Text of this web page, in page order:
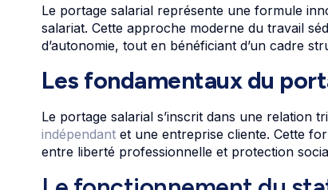
Le portage salarial représente une formule
salariat. Cette approche moderne du travail
d’autonomie, tout en bénéficiant d’un cadre
Les fondamentaux du
Le portage salarial s’inscrit dans une relation
indépendant et une entreprise cliente. Cette
entre liberté professionnelle et protection